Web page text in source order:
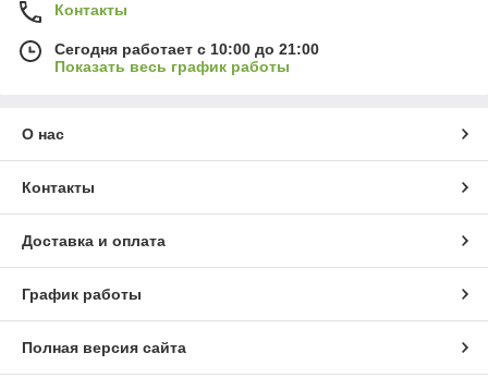
Контакты
Сегодня работает с 10:00 до 21:00
Показать весь график работы
О нас
Контакты
Доставка и оплата
График работы
Полная версия сайта